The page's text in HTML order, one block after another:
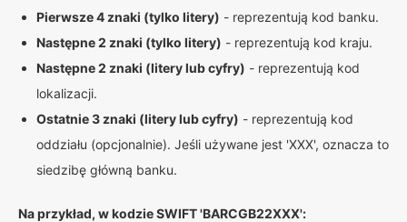
Pierwsze 4 znaki (tylko litery) - reprezentują kod banku.
Następne 2 znaki (tylko litery) - reprezentują kod kraju.
Następne 2 znaki (litery lub cyfry) - reprezentują kod
lokalizacji.
Ostatnie 3 znaki (litery lub cyfry) - reprezentują kod
oddziału (opcjonalnie). Jeśli używane jest 'XXX', oznacza to
siedzibę główną banku.
Na przykład, w kodzie SWIFT 'BARCGB22XXX':